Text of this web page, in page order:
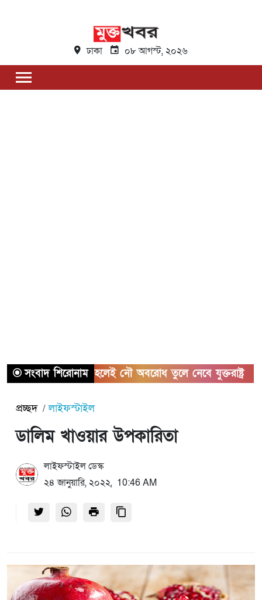
ঢাকা ০৮ আগস্ট, ২০২৬
সংবাদ শিরোনাম
হরমুজ চুক্তি হলেই নৌ অবরোধ তুলে নেবে যুক্তরাষ্ট্র
প্রচ্ছদ লাইফস্টাইল
ডালিম খাওয়ার উপকারিতা
লাইফস্টাইল ডেস্ক
২৪ জানুয়ারি, ২০২২, 10:46 AM